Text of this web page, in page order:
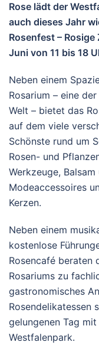
Rose lädt der
auch dieses Jahr
Rosenfest –
Juni von 11 bis 18
Neben einem
Rosarium – eine
Welt – bietet das
auf dem viele
Schönste rund um
Rosen- und
Werkzeuge,
Modeaccessoires
Kerzen.
Neben einem
kostenlose
Rosencafé beraten
Rosariums zu
gastronomisches
Rosendelikatessen
gelungenen Tag
Westfalenpark.